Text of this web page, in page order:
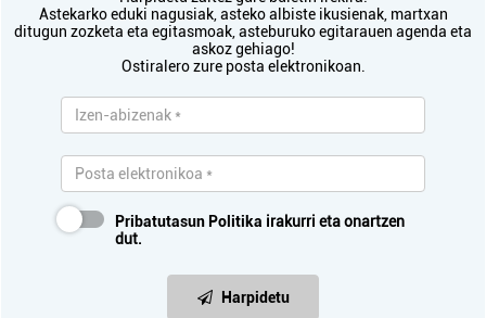
Astekarko eduki nagusiak, asteko albiste ikusienak, martxan
ditugun zozketa eta egitasmoak, asteburuko egitarauen agenda eta
askoz gehiago!
Ostiralero zure posta elektronikoan.
Pribatutasun Politika irakurri eta onartzen
dut.
Harpidetu